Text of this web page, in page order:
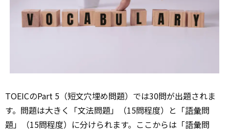
TOEICのPart 5（短文穴埋め問題）では30問が出題されま
す。問題は大きく「文法問題」（15問程度）と「語彙問
題」（15問程度）に分けられます。ここからは「語彙問